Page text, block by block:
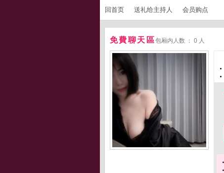
回首页 送礼给主持人 会员购点
免費聊天區包厢内人数 ： 0 人